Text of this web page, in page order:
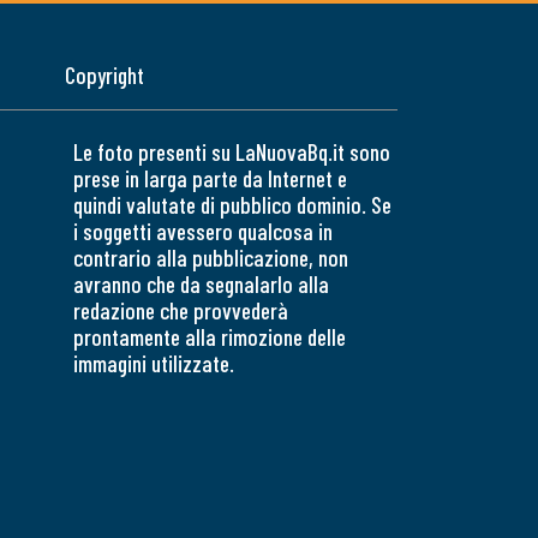
Copyright
Le foto presenti su LaNuovaBq.it sono
prese in larga parte da Internet e
quindi valutate di pubblico dominio. Se
i soggetti avessero qualcosa in
contrario alla pubblicazione, non
avranno che da segnalarlo alla
redazione che provvederà
prontamente alla rimozione delle
immagini utilizzate.